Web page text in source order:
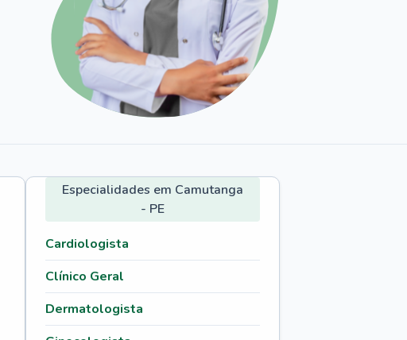
Especialidades em Camutanga
- PE
Cardiologista
Clínico Geral
Dermatologista